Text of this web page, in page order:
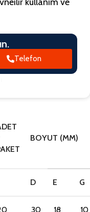
Telefon
BOYUT (MM)
D E G
30 18 10